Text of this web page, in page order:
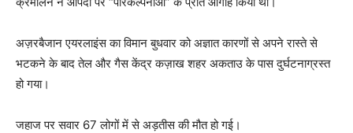
अज़रबैजान एयरलाइंस का विमान बुधवार को अज्ञात कारणों से अपने रास्ते से
भटकने के बाद तेल और गैस केंद्र कज़ाख शहर अकताउ के पास दुर्घटनाग्रस्त
हो गया।
जहाज पर सवार 67 लोगों में से अड़तीस की मौत हो गई।